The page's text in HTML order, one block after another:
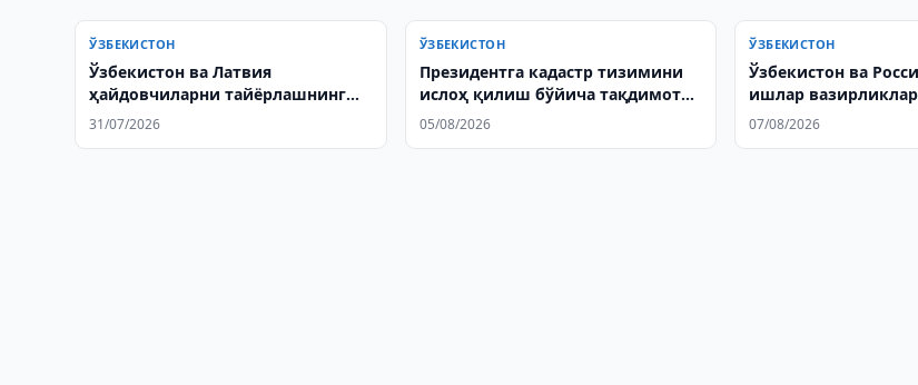
ЎЗБЕКИСТОН
Ўзбекистон ва Латвия
ҳайдовчиларни тайёрлашнинг
янги тизимини тайёрламоқда
31/07/2026
ЎЗБЕКИСТОН
Президентга кадастр тизимини
ислоҳ қилиш бўйича тақдимот
қилинди
05/08/2026
ЎЗБЕКИСТОН
Ўзбекистон ва
ишлар
ҳамкорликни
07/08/2026